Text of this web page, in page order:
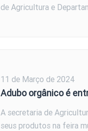
de Agricultura e
11 de Março de 2024
Adubo orgânico é
A secretaria de
seus produtos na feira